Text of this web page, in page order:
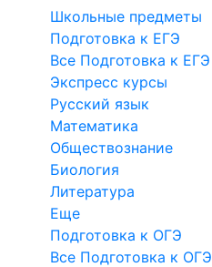
Школьные предметы
Подготовка к ЕГЭ
Все Подготовка к ЕГЭ
Экспресс курсы
Русский язык
Математика
Обществознание
Биология
Литература
Еще
Подготовка к ОГЭ
Все Подготовка к ОГЭ